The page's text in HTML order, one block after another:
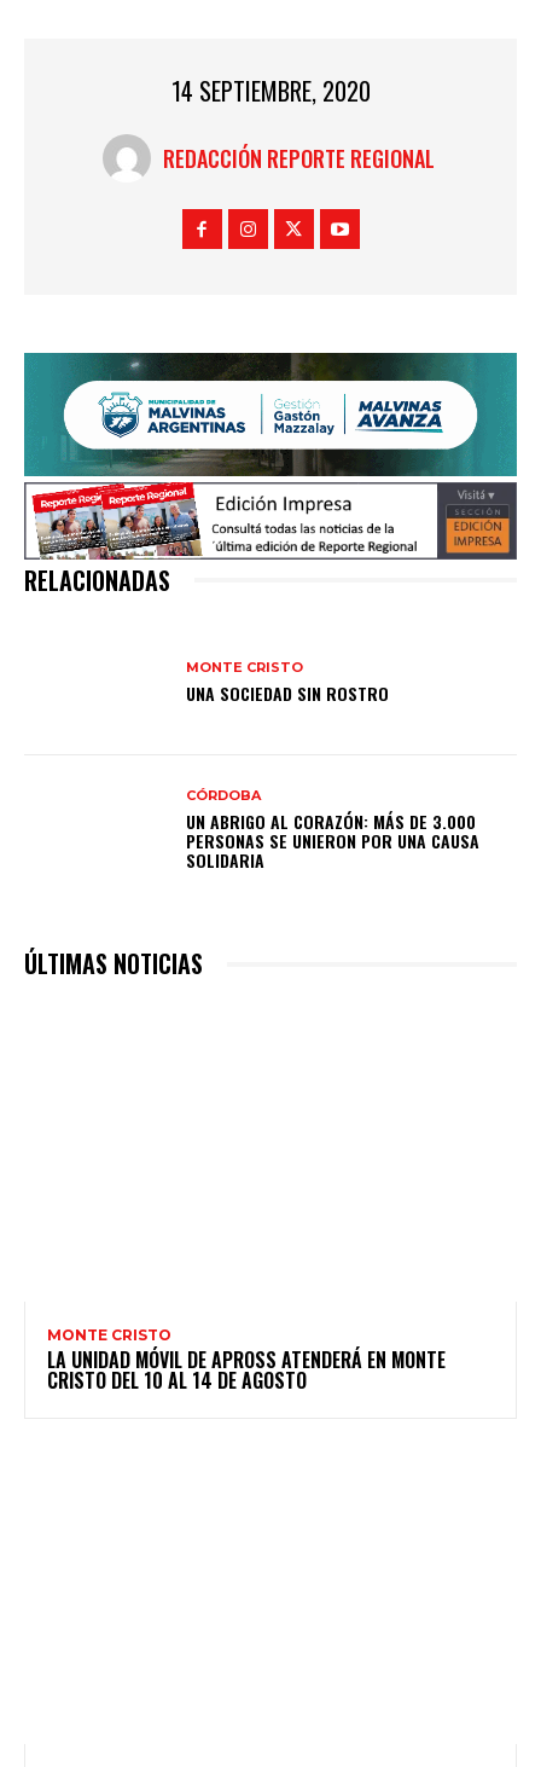
14 SEPTIEMBRE, 2020
REDACCIÓN REPORTE REGIONAL
RELACIONADAS
MONTE CRISTO
UNA SOCIEDAD SIN ROSTRO
CÓRDOBA
UN ABRIGO AL CORAZÓN: MÁS DE 3.000
PERSONAS SE UNIERON POR UNA CAUSA
SOLIDARIA
ÚLTIMAS NOTICIAS
MONTE CRISTO
LA UNIDAD MÓVIL DE APROSS ATENDERÁ EN MONTE
CRISTO DEL 10 AL 14 DE AGOSTO